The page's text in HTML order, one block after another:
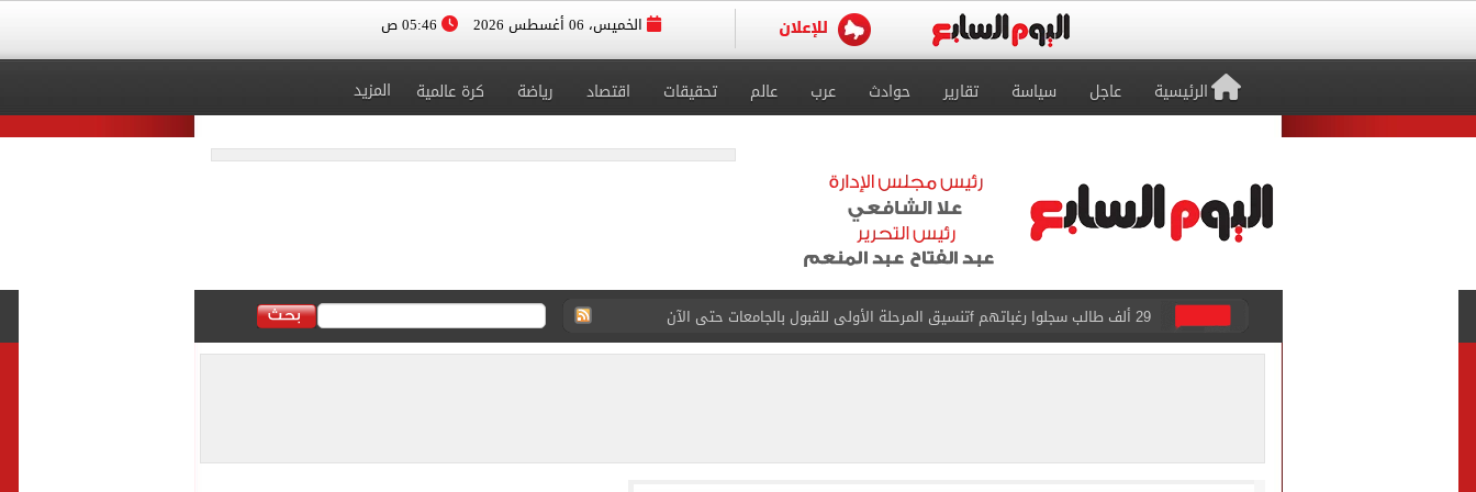
الخميس، 06 أغسطس 2026
الرئيسية عاجل سياسة تقارير حوادث عرب عالم تحقيقات اقتصاد رياضة كرة عالمية المزيد
حفلات U Arena تنطلق مع الهضبة عمرو دياب ضمن «يلا ساحل 2026» بالعلمين الجديدة
الآلاف يودعون عروس الشرقية إلى مثواها الأخير بعد وفاتها ليلة زفافها.. صور
الرئيس السيسى يستقبل ملك البحرين بمطار العلمين الدولى.. صور